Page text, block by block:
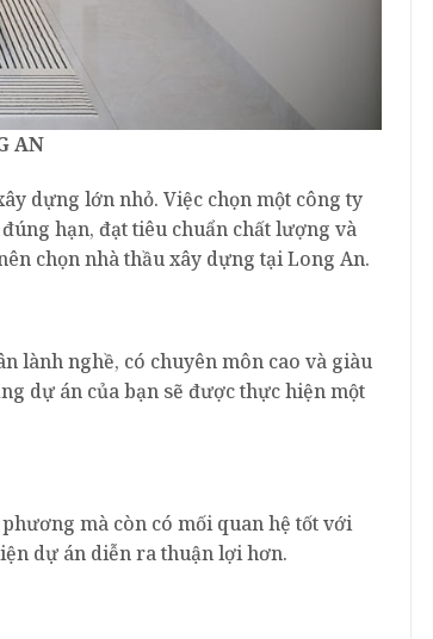
AN
dựng lớn nhỏ. Việc chọn một công ty
hạn, đạt tiêu chuẩn chất lượng và
chọn nhà thầu xây dựng tại Long An.
lành nghề, có chuyên môn cao và giàu
dự án của bạn sẽ được thực hiện một
mà còn có mối quan hệ tốt với
dự án diễn ra thuận lợi hơn.